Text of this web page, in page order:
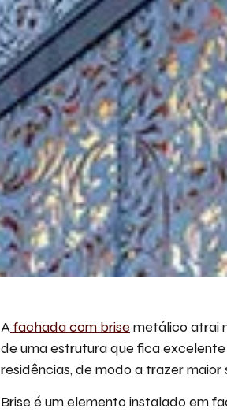
Afachada com brise metálico atrai
de uma estrutura que fica
residências, de modo a trazer
Brise é um elemento instalado em